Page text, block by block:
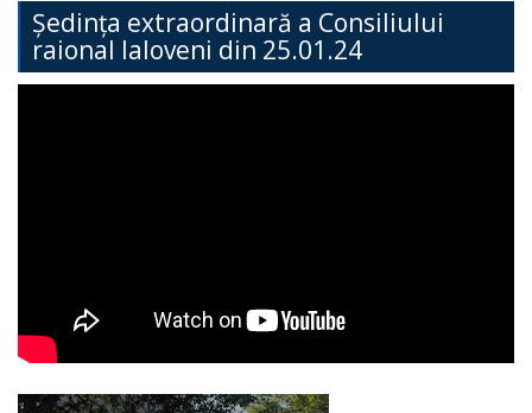
Ședința extraordinară a Consiliului
raional Ialoveni din 25.01.24